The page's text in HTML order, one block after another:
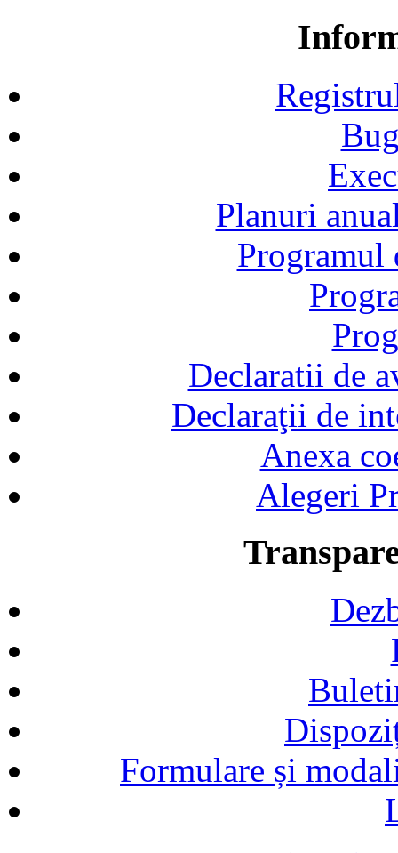
Planuri
Declaratii de
Declaraţii de
Anexa
Alegeri
Formulare și